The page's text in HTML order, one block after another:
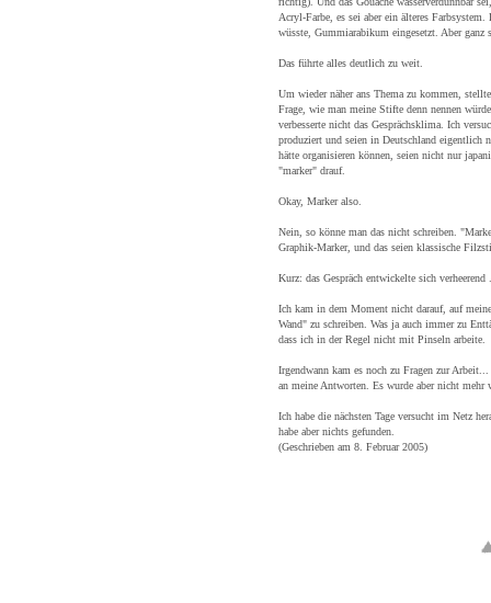
Acryl-Farbe, es sei aber ein älteres
wüsste, Gummiarabikum eingesetzt. Aber
Das führte alles deutlich zu weit.
Um wieder näher ans Thema zu kommen,
Frage, wie man meine Stifte denn nennen
verbesserte nicht das Gesprächsklima. Ich
produziert und seien in Deutschland
hätte organisieren können, seien nicht nur
"marker" drauf.
Okay, Marker also.
Nein, so könne man das nicht schreiben.
Graphik-Marker, und das seien klassische
Kurz: das Gespräch entwickelte sich verheerend
Ich kam in dem Moment nicht darauf, auf
Wand" zu schreiben. Was ja auch immer zu
dass ich in der Regel nicht mit Pinseln arbeite.
Irgendwann kam es noch zu Fragen zur
an meine Antworten. Es wurde aber nicht
Ich habe die nächsten Tage versucht im Netz
habe aber nichts gefunden.
(Geschrieben am 8. Februar 2005)